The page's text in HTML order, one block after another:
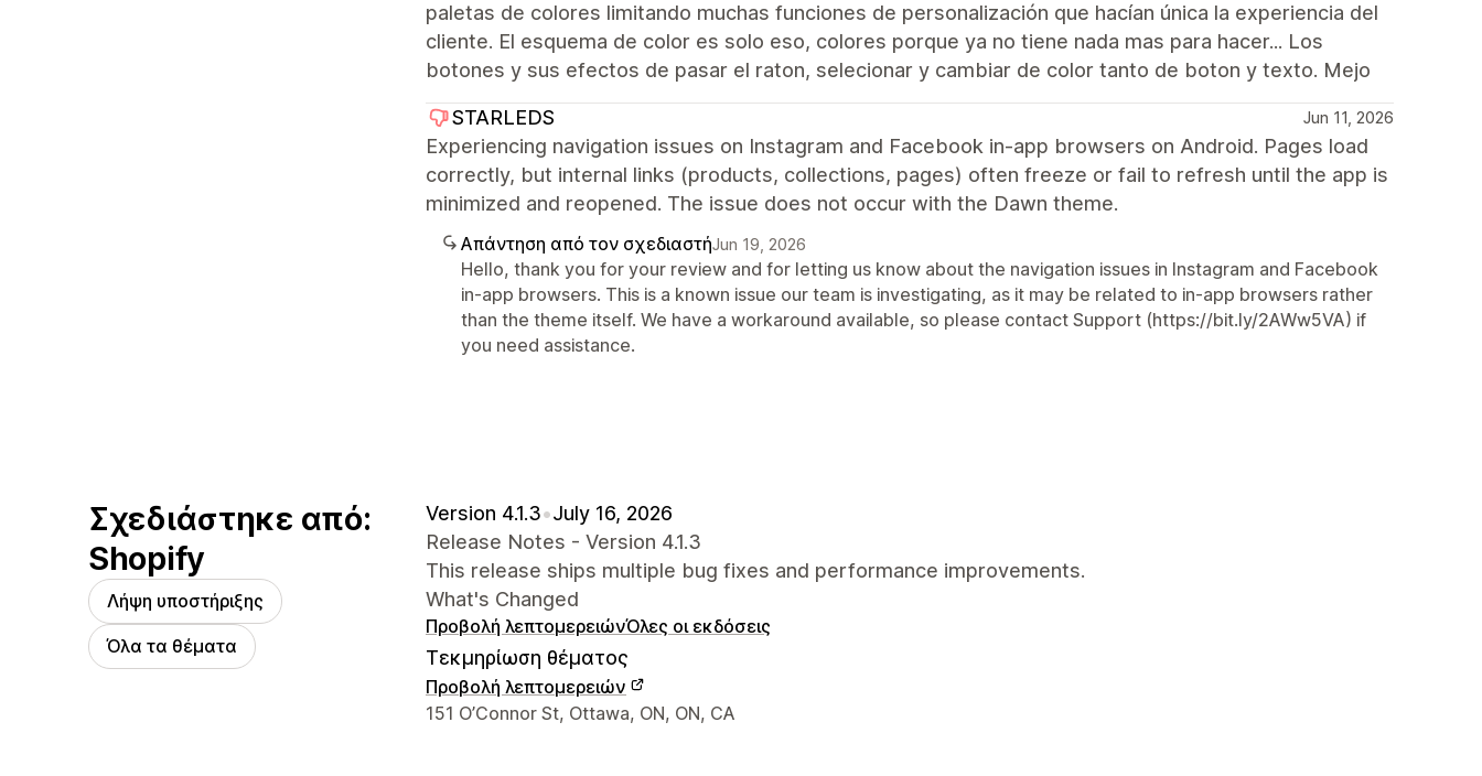
paletas de colores limitando muchas funciones de personalización que hacían única la experiencia del
cliente. El esquema de color es solo eso, colores porque ya no tiene nada mas para hacer... Los
botones y sus efectos de pasar el raton, selecionar y cambiar de color tanto de boton y texto. Mejo
STARLEDS Jun 11, 2026
Experiencing navigation issues on Instagram and Facebook in-app browsers on Android. Pages load
correctly, but internal links (products, collections, pages) often freeze or fail to refresh until the app is
minimized and reopened. The issue does not occur with the Dawn theme.
Απάντηση από τον σχεδιαστήJun 19, 2026
Hello, thank you for your review and for letting us know about the navigation issues in Instagram and Facebook
in-app browsers. This is a known issue our team is investigating, as it may be related to in-app browsers rather
than the theme itself. We have a workaround available, so please contact Support (https://bit.ly/2AWw5VA) if
you need assistance.
Σχεδιάστηκε από:
Shopify
Λήψη υποστήριξης
Όλα τα θέματα
Version 4.1.3•July 16, 2026
Release Notes - Version 4.1.3
This release ships multiple bug fixes and performance improvements.
What's Changed
Προβολή λεπτομερειώνΌλες οι εκδόσεις
Τεκμηρίωση θέματος
Προβολή λεπτομερειών
Στοιχεία επικοινωνίας σχεδιαστή
151 O’Connor St, Ottawa, ON, ON, CA